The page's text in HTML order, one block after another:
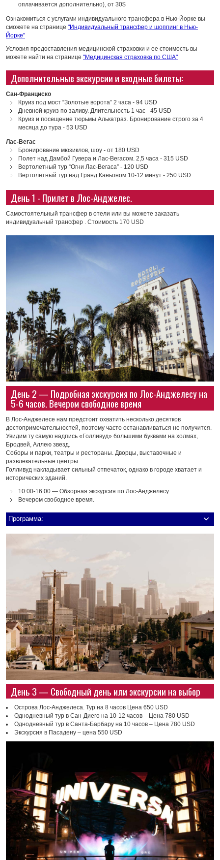
оплачивается дополнительно), от 30$
Ознакомиться с услугами индивидуального трансфера в Нью-Йорке вы
сможете на странице "Индивидуальный трансфер и шоппинг в Нью-
Йорке"
Условия предоставления медицинской страховки и ее стоимость вы
можете найти на странице "Медицинская страховка по США"
Дополнительные экскурсии и входные билеты:
Сан-Франциско
Круиз под мост “Золотые ворота” 2 часа - 94 USD
Дневной круиз по заливу. Длительность 1 час - 45 USD
Круиз и посещение тюрьмы Алькатраз. Бронирование строго за 4
месяца до тура - 53 USD
Лас-Вегас
Бронирование мюзиклов, шоу - от 180 USD
Полет над Дамбой Гувера и Лас-Вегасом. 2,5 часа - 315 USD
Вертолетный тур “Огни Лас-Вегаса” - 120 USD
Вертолетный тур над Гранд Каньоном 10-12 минут - 250 USD
День 1 - Прилет в Лос-Анджелес.
Самостоятельный трансфер в отели или вы можете заказать
индивидуальный трансфер . Стоимость 170 USD
День 2 — Подробная экскурсия по Лос-Анджелесу на
5-6 часов. Вечером свободное время
В Лос-Анджелесе нам предстоит охватить несколько десятков
достопримечательностей, поэтому часто останавливаться не получится.
Увидим ту самую надпись «Голливуд» большими буквами на холмах,
Бродвей, Аллею звезд.
Соборы и парки, театры и рестораны. Дворцы, выставочные и
развлекательные центры.
Голливуд накладывает сильный отпечаток, однако в городе хватает и
исторических зданий.
10:00-16:00 — Обзорная экскурсия по Лос-Анджелесу.
Вечером свободное время.
Программа:
День 3 — Свободный день или экскурсии на выбор
Острова Лос-Анджелеса. Тур на 8 часов Цена 650 USD
Однодневный тур в Сан-Диего на 10-12 часов – Цена 780 USD
Однодневный тур в Санта-Барбару на 10 часов – Цена 780 USD
Экскурсия в Пасадену – цена 550 USD